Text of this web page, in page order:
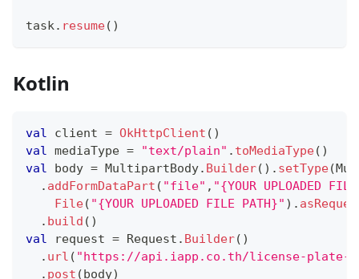
task. resume( )
Kotlin
val client = OkHttpClient ( )
val mediaType = "text/plain" . toMediaType( )
val body = MultipartBody. Builder( ) . setType(
. addFormDataPart ( "file" , "{YOUR UPLOADED
File( "{YOUR UPLOADED FILE PATH}" ) .
. build ( )
val request = Request . Builder( )
. url ( "https://api.iapp.co.th/license-plate-
. post (body)